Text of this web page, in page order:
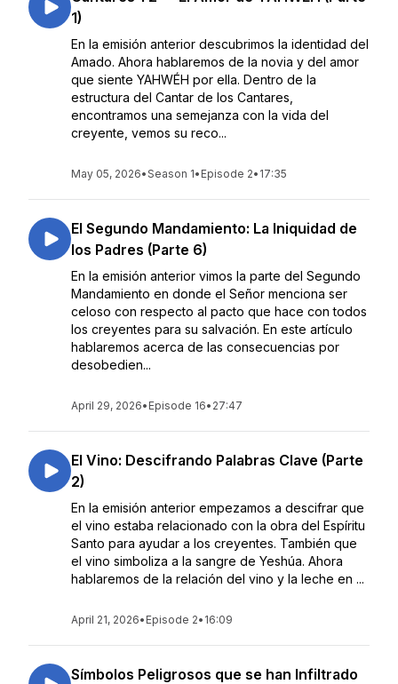
1)
En la emisión anterior descubrimos la identidad del
Amado. Ahora hablaremos de la novia y del amor
que siente YAHWÉH por ella. Dentro de la
estructura del Cantar de los Cantares,
encontramos una semejanza con la vida del
creyente, vemos su reco...
May 05, 2026•Season 1• Episode 2• 17:35
El Segundo Mandamiento: La Iniquidad de
los Padres (Parte 6)
En la emisión anterior vimos la parte del Segundo
Mandamiento en donde el Señor menciona ser
celoso con respecto al pacto que hace con todos
los creyentes para su salvación. En este artículo
hablaremos acerca de las consecuencias por
desobedien...
April 29, 2026• Episode 16• 27:47
El Vino: Descifrando Palabras Clave (Parte
2)
En la emisión anterior empezamos a descifrar que
el vino estaba relacionado con la obra del Espíritu
Santo para ayudar a los creyentes. También que
el vino simboliza a la sangre de Yeshúa. Ahora
hablaremos de la relación del vino y la leche en ...
April 21, 2026• Episode 2• 16:09
Símbolos Peligrosos que se han Infiltrado